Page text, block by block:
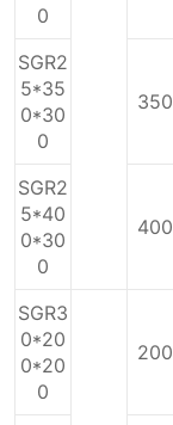
0
SGR2
5*35
0*30
0
350
SGR2
5*40
0*30
0
400
SGR3
0*20
0*20
0
200